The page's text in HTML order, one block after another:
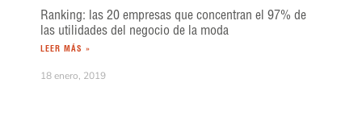
Ranking: las 20 empresas que concentran el 97% de
las utilidades del negocio de la moda
LEER MÁS »
18 enero, 2019